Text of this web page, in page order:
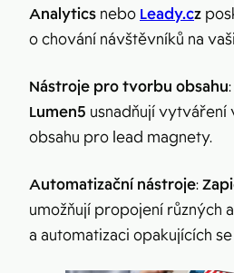
Analytics nebo Leady.cz
o chování návštěvníků na
Nástroje pro tvorbu obsahu:
Lumen5 usnadňují vytváření
obsahu pro lead magnety.
Automatizační nástroje:
umožňují propojení různých
a automatizaci opakujících